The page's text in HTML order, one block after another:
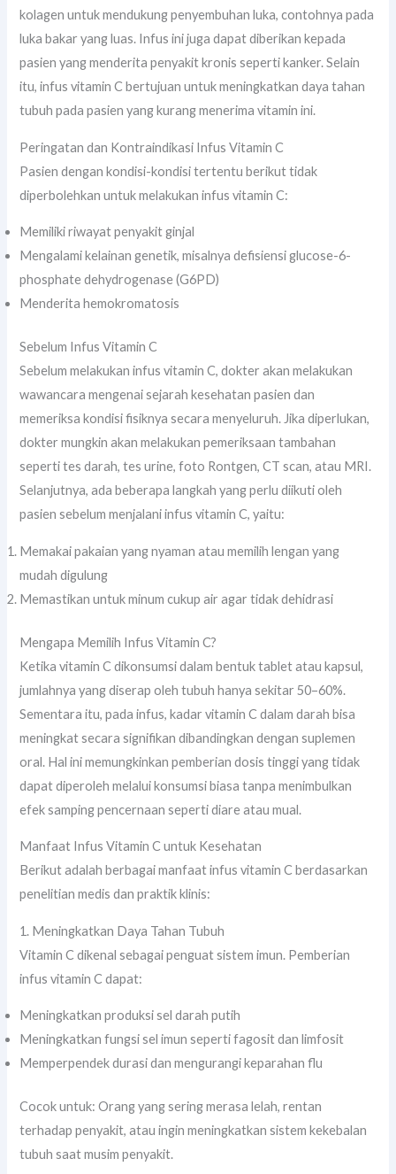
kolagen untuk mendukung penyembuhan luka, contohnya pada
luka bakar yang luas. Infus ini juga dapat diberikan kepada
pasien yang menderita penyakit kronis seperti kanker. Selain
itu, infus vitamin C bertujuan untuk meningkatkan daya tahan
tubuh pada pasien yang kurang menerima vitamin ini.
Peringatan dan Kontraindikasi Infus Vitamin C
Pasien dengan kondisi-kondisi tertentu berikut tidak
diperbolehkan untuk melakukan infus vitamin C:
Memiliki riwayat penyakit ginjal
Mengalami kelainan genetik, misalnya defisiensi glucose-6-
phosphate dehydrogenase (G6PD)
Menderita hemokromatosis
Sebelum Infus Vitamin C
Sebelum melakukan infus vitamin C, dokter akan melakukan
wawancara mengenai sejarah kesehatan pasien dan
memeriksa kondisi fisiknya secara menyeluruh. Jika diperlukan,
dokter mungkin akan melakukan pemeriksaan tambahan
seperti tes darah, tes urine, foto Rontgen, CT scan, atau MRI.
Selanjutnya, ada beberapa langkah yang perlu diikuti oleh
pasien sebelum menjalani infus vitamin C, yaitu:
Memakai pakaian yang nyaman atau memilih lengan yang
mudah digulung
Memastikan untuk minum cukup air agar tidak dehidrasi
Mengapa Memilih Infus Vitamin C?
Ketika vitamin C dikonsumsi dalam bentuk tablet atau kapsul,
jumlahnya yang diserap oleh tubuh hanya sekitar 50–60%.
Sementara itu, pada infus, kadar vitamin C dalam darah bisa
meningkat secara signifikan dibandingkan dengan suplemen
oral. Hal ini memungkinkan pemberian dosis tinggi yang tidak
dapat diperoleh melalui konsumsi biasa tanpa menimbulkan
efek samping pencernaan seperti diare atau mual.
Manfaat Infus Vitamin C untuk Kesehatan
Berikut adalah berbagai manfaat infus vitamin C berdasarkan
penelitian medis dan praktik klinis:
1. Meningkatkan Daya Tahan Tubuh
Vitamin C dikenal sebagai penguat sistem imun. Pemberian
infus vitamin C dapat:
Meningkatkan produksi sel darah putih
Meningkatkan fungsi sel imun seperti fagosit dan limfosit
Memperpendek durasi dan mengurangi keparahan flu
Cocok untuk: Orang yang sering merasa lelah, rentan
terhadap penyakit, atau ingin meningkatkan sistem kekebalan
tubuh saat musim penyakit.